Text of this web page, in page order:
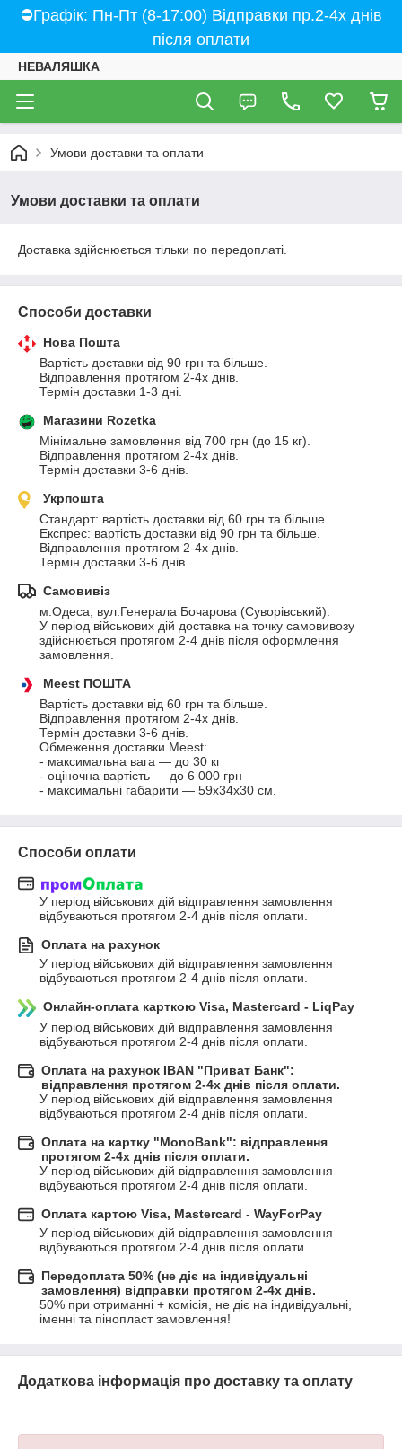
⛔Графік: Пн-Пт (8-17:00) Відправки пр.2-4х днів
після оплати
НЕВАЛЯШКА
Умови доставки та оплати
Умови доставки та оплати
Доставка здійснюється тільки по передоплаті.
Способи доставки
Нова Пошта
Вартість доставки від 90 грн та більше.
Відправлення протягом 2-4х днів.
Термін доставки 1-3 дні.
Магазини Rozetka
Мінімальне замовлення від 700 грн (до 15 кг).
Відправлення протягом 2-4х днів.
Термін доставки 3-6 днів.
Укрпошта
Стандарт: вартість доставки від 60 грн та більше.
Експрес: вартість доставки від 90 грн та більше.
Відправлення протягом 2-4х днів.
Термін доставки 3-6 днів.
Самовивіз
м.Одеса, вул.Генерала Бочарова (Суворівський).
У період військових дій доставка на точку самовивозу
здійснюється протягом 2-4 днів після оформлення
замовлення.
Meest ПОШТА
Вартість доставки від 60 грн та більше.
Відправлення протягом 2-4х днів.
Термін доставки 3-6 днів.
Обмеження доставки Meest:
- максимальна вага — до 30 кг
- оціночна вартість — до 6 000 грн
- максимальні габарити — 59х34х30 см.
Способи оплати
У період військових дій відправлення замовлення
відбуваються протягом 2-4 днів після оплати.
Оплата на рахунок
У період військових дій відправлення замовлення
відбуваються протягом 2-4 днів після оплати.
Онлайн-оплата карткою Visa, Mastercard - LiqPay
У період військових дій відправлення замовлення
відбуваються протягом 2-4 днів після оплати.
Оплата на рахунок IBAN "Приват Банк":
відправлення протягом 2-4х днів після оплати.
У період військових дій відправлення замовлення
відбуваються протягом 2-4 днів після оплати.
Оплата на картку "MonoBank": відправлення
протягом 2-4х днів після оплати.
У період військових дій відправлення замовлення
відбуваються протягом 2-4 днів після оплати.
Оплата картою Visa, Mastercard - WayForPay
У період військових дій відправлення замовлення
відбуваються протягом 2-4 днів після оплати.
Передоплата 50% (не діє на індивідуальні
замовлення) відправки протягом 2-4х днів.
50% при отриманні + комісія, не діє на індивідуальні,
іменні та пінопласт замовлення!
Додаткова інформація про доставку та оплату